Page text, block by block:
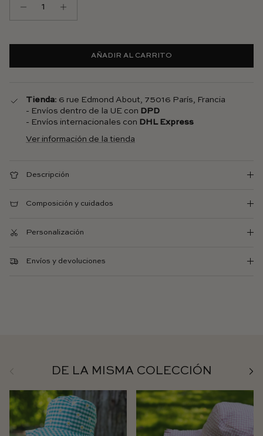
AÑADIR AL CARRITO
Tienda: 6 rue Edmond About, 75016 París, Francia
- Envíos dentro de la UE con DPD
- Envíos internacionales con DHL Express
Ver información de la tienda
Descripción
Composición y cuidados
Personalización
Envíos y devoluciones
DE LA MISMA COLECCIÓN